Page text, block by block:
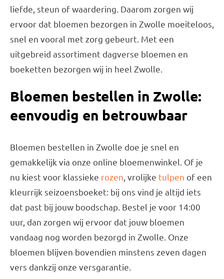
liefde, steun of waardering. Daarom zorgen wij
ervoor dat bloemen bezorgen in Zwolle moeiteloos,
snel en vooral met zorg gebeurt. Met een
uitgebreid assortiment dagverse bloemen en
boeketten bezorgen wij in heel Zwolle.
Bloemen bestellen in Zwolle:
eenvoudig en betrouwbaar
Bloemen bestellen in Zwolle doe je snel en
gemakkelijk via onze online bloemenwinkel. Of je
nu kiest voor klassieke rozen , vrolijke tulpen of een
kleurrijk seizoensboeket: bij ons vind je altijd iets
dat past bij jouw boodschap. Bestel je voor 14:00
uur, dan zorgen wij ervoor dat jouw bloemen
vandaag nog worden bezorgd in Zwolle. Onze
bloemen blijven bovendien minstens zeven dagen
vers dankzij onze versgarantie.